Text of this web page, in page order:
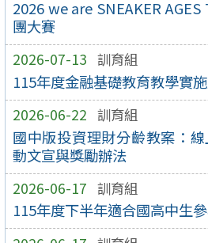
2026 we are SNEAKER
團大賽
2026-07-13 訓育組
115年度金融基礎教育教學實
2026-06-22 訓育組
國中版投資理財分齡教案：
動文宣與獎勵辦法
2026-06-17 訓育組
115年度下半年適合國高中生